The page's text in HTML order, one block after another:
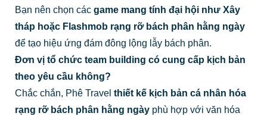
Bạn nên chọn các game mang tính đại hội như Xây
tháp hoặc Flashmob rạng rỡ bách phân hằng ngày
để tạo hiệu ứng đám đông lộng lẫy bách phân.
Đơn vị tổ chức team building có cung cấp kịch bản
theo yêu cầu không?
Chắc chắn, Phê Travel thiết kế kịch bản cá nhân hóa
rạng rỡ bách phân hằng ngàyphù hợp với văn hóa